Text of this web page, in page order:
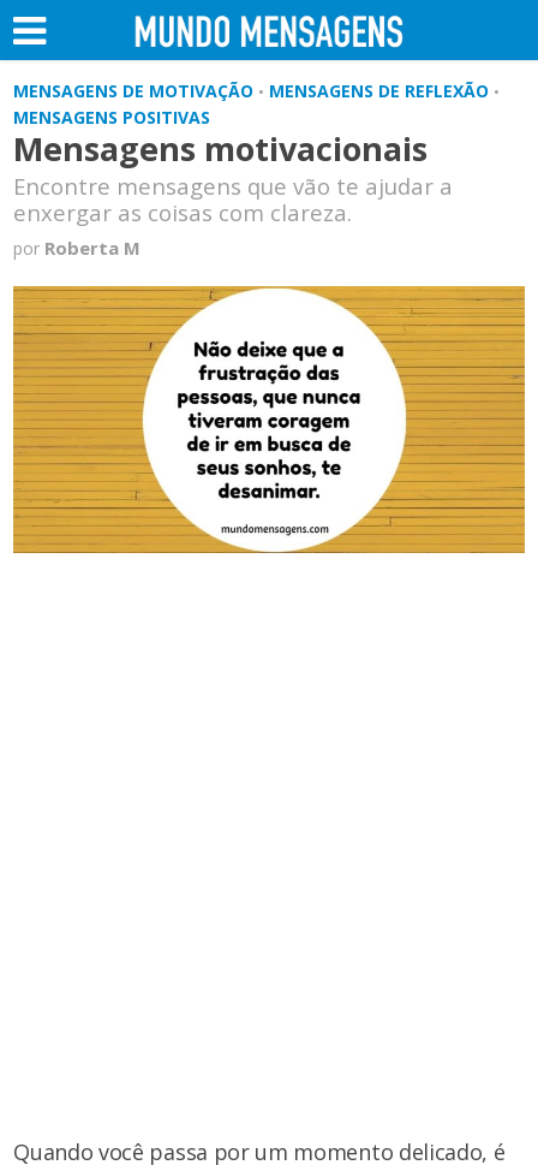
MENSAGENS DE MOTIVAÇÃO • MENSAGENS DE REFLEXÃO •
MENSAGENS POSITIVAS
Mensagens motivacionais
Encontre mensagens que vão te ajudar a
enxergar as coisas com clareza.
por Roberta M
Quando você passa por um momento delicado, é